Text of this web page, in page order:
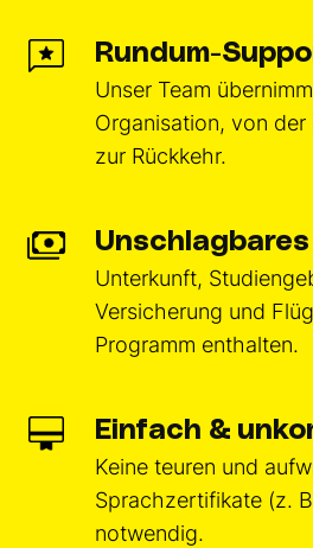
Rundum-
Unser Team
Organisation, von
zur Rückkehr.
Unterkunft,
Versicherung und
Programm enthalten.
Einfach &
Keine teuren und
Sprachzertifikate (z.
notwendig.